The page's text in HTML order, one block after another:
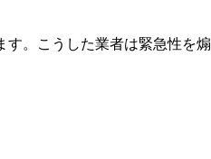
す。こうした業者は緊急性を煽